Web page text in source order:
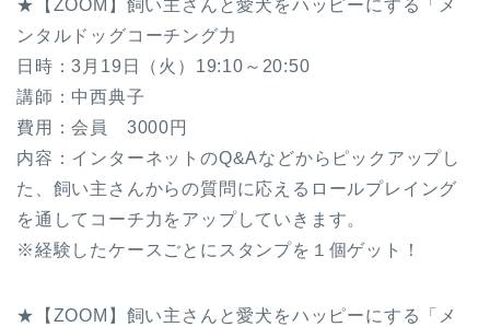
★【ZOOM】飼い主さんと愛犬をハッピーにする「メ
ンタルドッグコーチング力
日時：3月19日（火）19:10～20:50
講師：中西典子
費用：会員 3000円
内容：インターネットのQ&Aなどからピックアップし
た、飼い主さんからの質問に応えるロールプレイング
を通してコーチ力をアップしていきます。
※経験したケースごとにスタンプを１個ゲット！
★【ZOOM】飼い主さんと愛犬をハッピーにする「メ